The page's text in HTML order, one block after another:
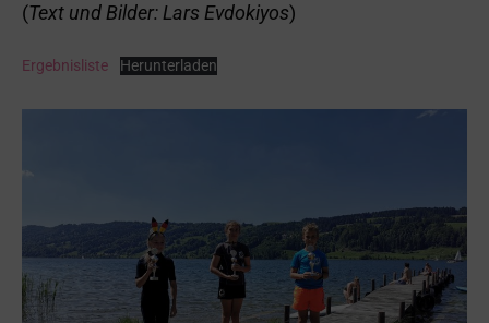
(Text und Bilder: Lars Evdokiyos)
Ergebnisliste Herunterladen